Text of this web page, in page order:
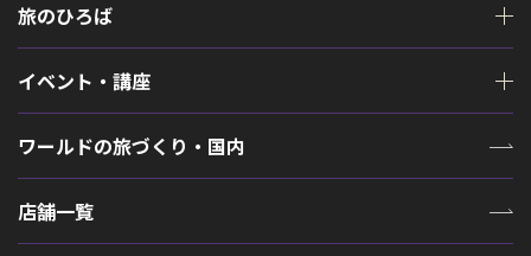
旅のひろば
イベント・講座
ワールドの旅づくり・国内
店舗一覧